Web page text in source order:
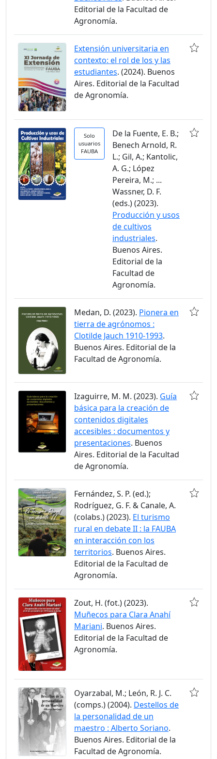
Editorial de la Facultad de
Agronomía.
Extensión universitaria en
contexto: el rol de los y las
estudiantes. (2024). Buenos
Aires. Editorial de la Facultad
de Agronomía.
Solo
usuarios
FAUBA
De la Fuente, E. B.;
Benech Arnold, R.
L.; Gil, A.; Kantolic,
A. G.; López
Pereira, M.; ...
Wassner, D. F.
(eds.) (2023).
Producción y usos
de cultivos
industriales.
Buenos Aires.
Editorial de la
Facultad de
Agronomía.
Medan, D. (2023). Pionera en
tierra de agrónomos :
Clotilde Jauch 1910-1993.
Buenos Aires. Editorial de la
Facultad de Agronomía.
Izaguirre, M. M. (2023). Guía
básica para la creación de
contenidos digitales
accesibles : documentos y
presentaciones. Buenos
Aires. Editorial de la Facultad
de Agronomía.
Fernández, S. P. (ed.);
Rodríguez, G. F. & Canale, A.
(colabs.) (2023). El turismo
rural en debate II : la FAUBA
en interacción con los
territorios. Buenos Aires.
Editorial de la Facultad de
Agronomía.
Zout, H. (fot.) (2023).
Muñecos para Clara Anahí
Mariani. Buenos Aires.
Editorial de la Facultad de
Agronomía.
Oyarzabal, M.; León, R. J. C.
(comps.) (2004). Destellos de
la personalidad de un
maestro : Alberto Soriano.
Buenos Aires. Editorial de la
Facultad de Agronomía.